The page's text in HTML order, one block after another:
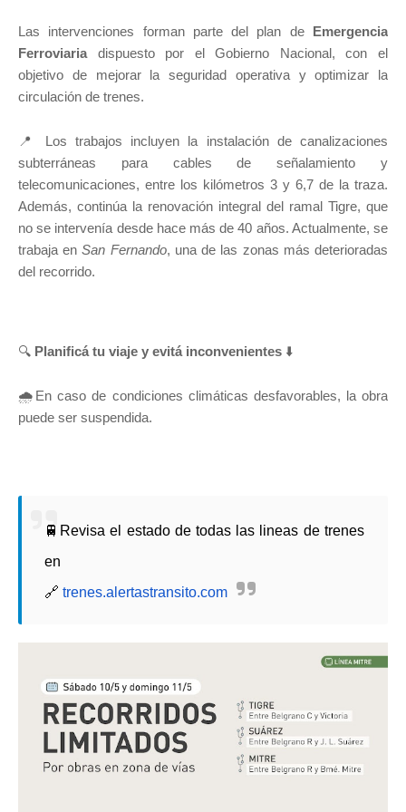
Las intervenciones forman parte del plan de Emergencia
Ferroviariadispuesto por el Gobierno Nacional, con el
objetivo de mejorar la seguridad operativa y optimizar la
circulación de trenes.
📍 Los trabajos incluyen la instalación de canalizaciones
subterráneas para cables de señalamiento y
telecomunicaciones, entre los kilómetros 3 y 6,7 de la traza.
Además, continúa la renovación integral del ramal Tigre, que
no se intervenía desde hace más de 40 años. Actualmente, se
trabaja enSan Fernando, una de las zonas más deterioradas
del recorrido.
🔍 Planificá tu viaje y evitá inconvenientes ⬇️
🌧En caso de condiciones climáticas desfavorables, la obra
puede ser suspendida.
🚆Revisa el estado de todas las lineas de trenes
en
🔗 trenes.alertastransito.com